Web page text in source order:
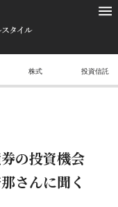
株式 投資信託
の投資機会
さんに聞く